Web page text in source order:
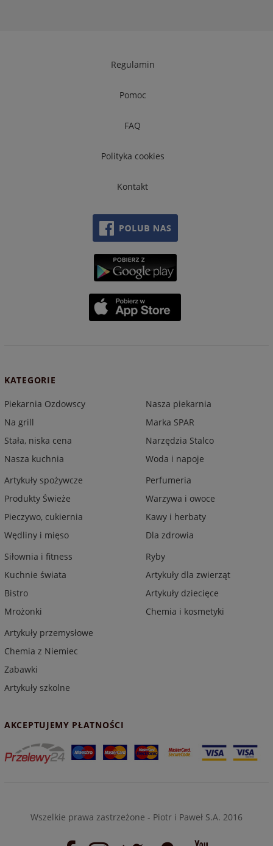
Regulamin
Pomoc
FAQ
Polityka cookies
Kontakt
KATEGORIE
Piekarnia Ozdowscy
Na grill
Stała, niska cena
Nasza kuchnia
Nasza piekarnia
Marka SPAR
Narzędzia Stalco
Woda i napoje
Artykuły spożywcze
Produkty Świeże
Pieczywo, cukiernia
Wędliny i mięso
Perfumeria
Warzywa i owoce
Kawy i herbaty
Dla zdrowia
Siłownia i fitness
Kuchnie świata
Bistro
Mrożonki
Ryby
Artykuły dla zwierząt
Artykuły dziecięce
Chemia i kosmetyki
Artykuły przemysłowe
Chemia z Niemiec
Zabawki
Artykuły szkolne
AKCEPTUJEMY PŁATNOŚCI
Wszelkie prawa zastrzeżone - Piotr i Paweł S.A. 2016